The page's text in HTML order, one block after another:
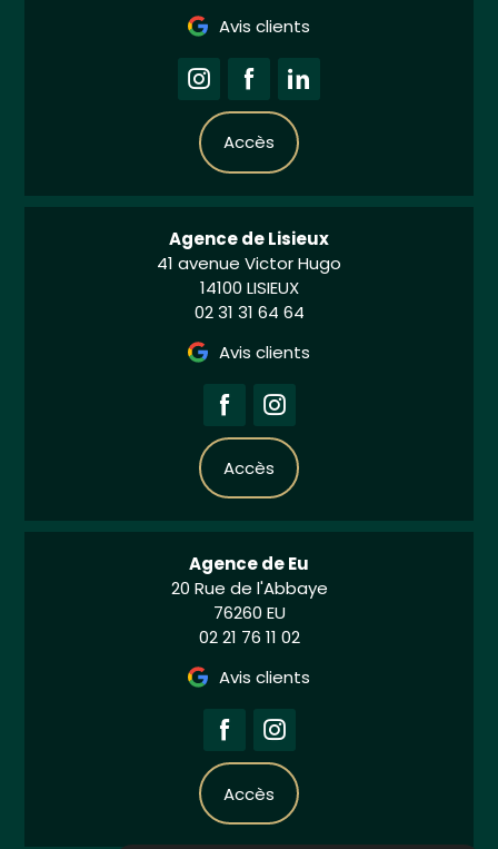
Avis clients
Accès
Agence de Lisieux
41 avenue Victor Hugo
14100 LISIEUX
02 31 31 64 64
Avis clients
Accès
Agence de Eu
20 Rue de l'Abbaye
76260 EU
02 21 76 11 02
Avis clients
Accès